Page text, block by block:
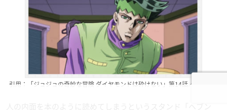
引用：「ジョジョの奇妙な冒険 ダイヤモンドは砕けない」第14話／岸辺露伴